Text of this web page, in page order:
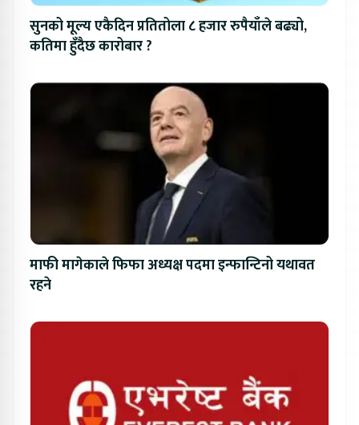
सुनको मूल्य एकैदिन प्रतितोला ८ हजार रुपैयाँले बढ्यो,
कतिमा हुँदैछ कारोबार ?
माफी मागेकाले फिफा अध्यक्ष पदमा इन्फान्टिनो यथावत
रहने